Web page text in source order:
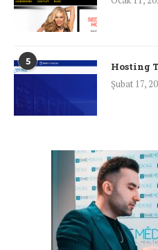
5
Hosting
Şubat 17,